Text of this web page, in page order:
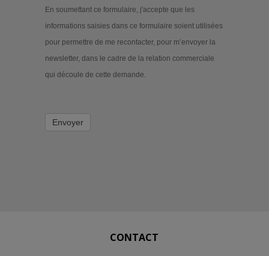
En soumettant ce formulaire, j'accepte que les
informations saisies dans ce formulaire soient utilisées
pour permettre de me recontacter, pour m’envoyer la
newsletter, dans le cadre de la relation commerciale
qui découle de cette demande.
Envoyer
CONTACT